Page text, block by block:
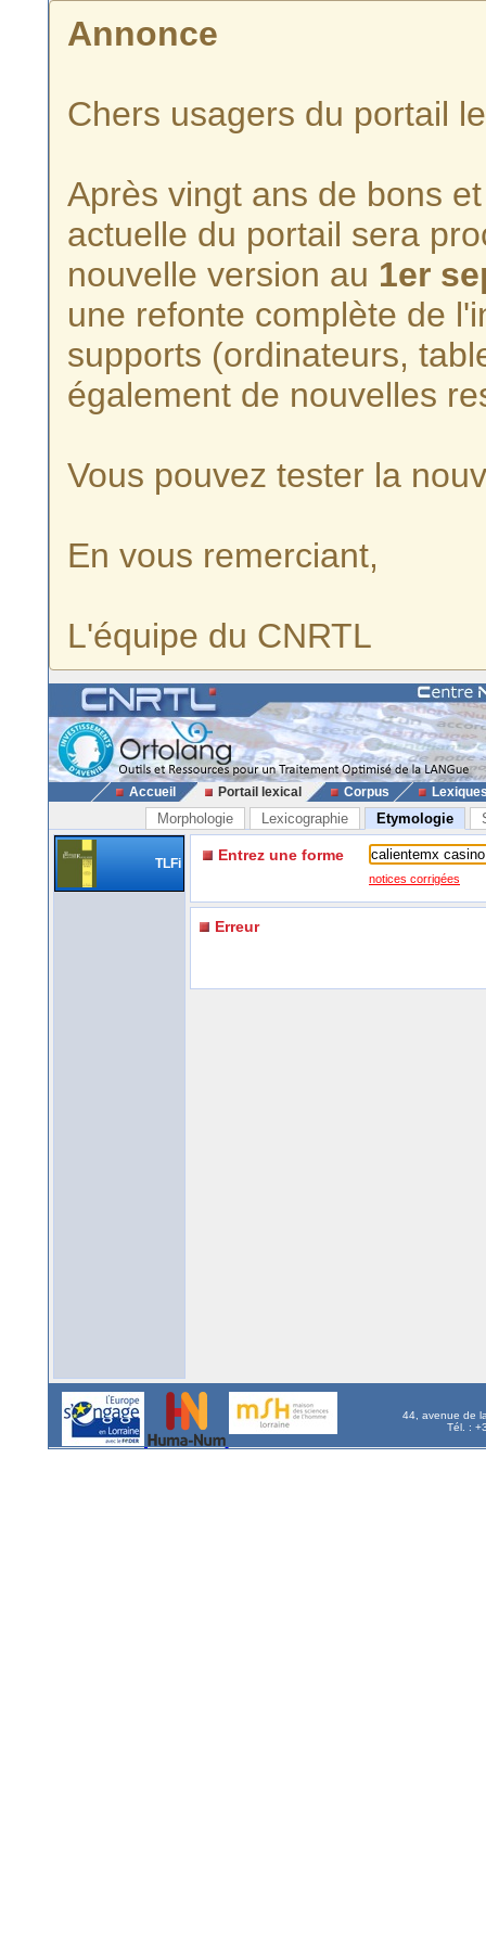
Annonce
Chers usagers du portail
Après vingt ans de bons
actuelle du portail sera
nouvelle version au 1er
une refonte complète de
supports (ordinateurs,
également de nouvelles
Vous pouvez tester la
En vous remerciant,
L'équipe du CNRTL
Accueil Portail lexical Corpus
Morphologie Lexicographie Etymologie
TLFi Entrez une forme
notices corrigées
Erreur
44, avenue de
Tél. :